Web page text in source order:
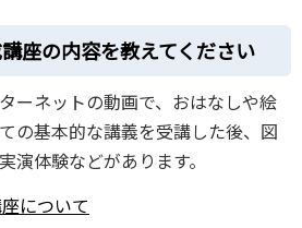
座の内容を教えてください
ーネットの動画で、おはなしや絵
の基本的な講義を受講した後、図
演体験などがあります。
について